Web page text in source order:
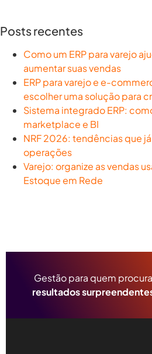
Posts recentes
Como um ERP para varejo
aumentar suas vendas
ERP para varejo e e-
escolher uma solução para
Sistema integrado ERP:
marketplace e BI
NRF 2026: tendências que
operações
Varejo: organize as vendas
Estoque em Rede
Gestão para quem procura
resultados